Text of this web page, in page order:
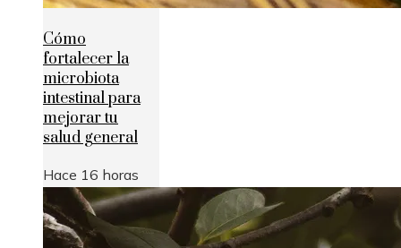
Cómo
fortalecer la
microbiota
intestinal para
mejorar tu
salud general
Hace 16 horas